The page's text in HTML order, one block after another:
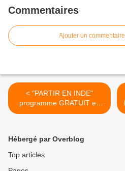
Commentaires
Ajouter un commentaire
< "PARTIR EN INDE"
programme GRATUIT en
Avril...
Hébergé par Overblog
Top articles